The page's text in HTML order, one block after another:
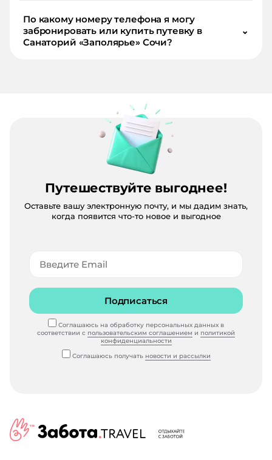
По какому номеру телефона я могу
забронировать или купить путевку в
Санаторий «Заполярье» Сочи?
⌄
Путешествуйте выгоднее!
Оставьте вашу электронную почту, и мы дадим знать,
когда появится что-то новое и выгодное
Подписаться
Соглашаюсь на обработку персональных данных в
соответствии с пользовательским соглашением и политикой
конфиденциальности
Соглашаюсь получать новости и рассылки